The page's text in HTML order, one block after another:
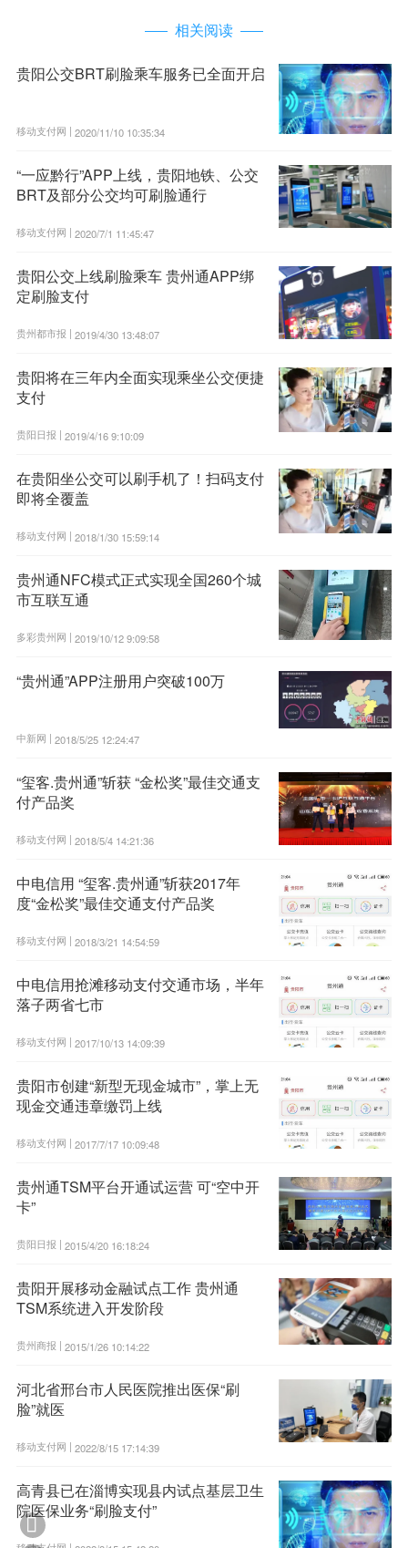
相关阅读
贵阳公交BRT刷脸乘车服务已全面开启
移动支付网 | 2020/11/10 10:35:34
“一应黔行”APP上线，贵阳地铁、公交
BRT及部分公交均可刷脸通行
移动支付网 | 2020/7/1 11:45:47
贵阳公交上线刷脸乘车 贵州通APP绑
定刷脸支付
贵州都市报 | 2019/4/30 13:48:07
贵阳将在三年内全面实现乘坐公交便捷
支付
贵阳日报 | 2019/4/16 9:10:09
在贵阳坐公交可以刷手机了！扫码支付
即将全覆盖
移动支付网 | 2018/1/30 15:59:14
贵州通NFC模式正式实现全国260个城
市互联互通
多彩贵州网 | 2019/10/12 9:09:58
“贵州通”APP注册用户突破100万
中新网 | 2018/5/25 12:24:47
“玺客.贵州通”斩获 “金松奖”最佳交通支
付产品奖
移动支付网 | 2018/5/4 14:21:36
中电信用 “玺客.贵州通”斩获2017年
度“金松奖”最佳交通支付产品奖
移动支付网 | 2018/3/21 14:54:59
中电信用抢滩移动支付交通市场，半年
落子两省七市
移动支付网 | 2017/10/13 14:09:39
贵阳市创建“新型无现金城市”，掌上无
现金交通违章缴罚上线
移动支付网 | 2017/7/17 10:09:48
贵州通TSM平台开通试运营 可“空中开
卡”
贵阳日报 | 2015/4/20 16:18:24
贵阳开展移动金融试点工作 贵州通
TSM系统进入开发阶段
贵州商报 | 2015/1/26 10:14:22
河北省邢台市人民医院推出医保“刷
脸”就医
移动支付网 | 2022/8/15 17:14:39
高青县已在淄博实现县内试点基层卫生
院医保业务“刷脸支付”
